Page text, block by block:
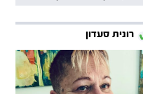
רונית סעדון